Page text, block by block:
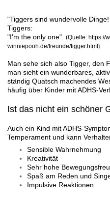
"Tiggers sind wundervolle
Tiggers:
"I'm the only one". (Quelle: https://
winniepooh.de/freunde/tigger.html)
Man sehe sich also Tigger, den
man sieht ein wunderbares,
ständig Quatsch machendes
häufig über Kinder mit ADHS-
Ist das nicht ein schöner
Auch ein Kind mit ADHS-
Temperament und kann
Sensible Wahrnehmung
Kreativität
Sehr hohe
Spaß am Reden und
Impulsive Reaktionen